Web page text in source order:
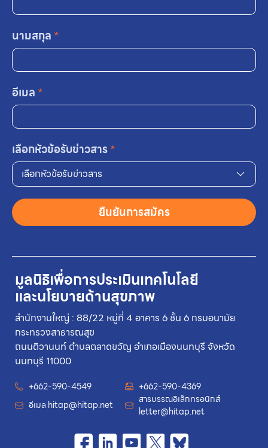
มูลนิธิเพื่อการประเมินเทคโนโลยี
และนโยบายด้านสุขภาพ
สำนักงานใหญ่ : 88/22 หมู่ที่ 4 อาคาร 6 ชั้น 6 กรมอนามัย
กระทรวงสาธารณสุข
ถนนติวานนท์ ตำบลตลาดขวัญ อำเภอเมืองนนทบุรี จังหวัด
นนทบุรี 11000
+662-590-4549
+662-590-4369
อีเมล hitap@hitap.net
สารบรรณอิเล็กทรอนิกส์
letter@hitap.net
นามสกุล *
อีเมล *
เลือกหัวข้อรับข่าวสาร*
เลือกหัวข้อรับข่าวสาร
ยืนยันการสมัคร